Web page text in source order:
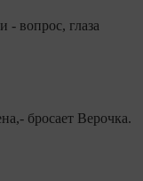
- во­прос, глаза
бросает Верочка.